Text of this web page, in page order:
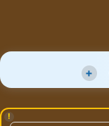
+
!